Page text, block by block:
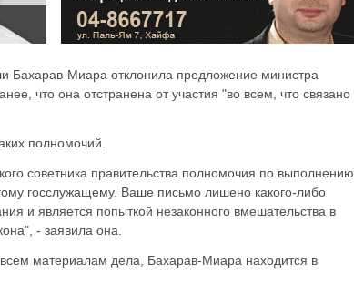
Бахарав-Миара отклонила предложение министра
что она отстранена от участия "во всем, что связано
полномочий.
советника правительства полномочия по выполнению
госслужащему. Ваше письмо лишено какого-либо
и является попыткой незаконного вмешательства в
- заявила она.
материалам дела, Бахарав-Миара находится в